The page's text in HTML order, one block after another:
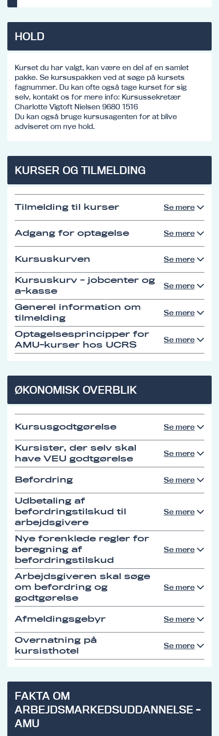
HOLD
Kurset du har valgt, kan være en del af en samlet
pakke. Se kursuspakken ved at søge på kursets
fagnummer. Du kan ofte også tage kurset for sig
selv, kontakt os for mere info: Kursussekretær
Charlotte Vigtoft Nielsen 9680 1516
Du kan også bruge kursusagenten for at blive
adviseret om nye hold.
KURSER OG TILMELDING
Tilmelding til kurser Se mere
Adgang for optagelse Se mere
Kursuskurven Se mere
Kursuskurv - jobcenter og
a-kasse
Se mere
Generel information om
tilmelding
Se mere
Optagelsesprincipper for
AMU-kurser hos UCRS
Se mere
ØKONOMISK OVERBLIK
Kursusgodtgørelse Se mere
Kursister, der selv skal
have VEU godtgørelse
Se mere
Befordring Se mere
Udbetaling af
befordringstilskud til
arbejdsgivere
Se mere
Nye forenklede regler for
beregning af
befordringstilskud
Se mere
Arbejdsgiveren skal søge
om befordring og
godtgørelse
Se mere
Afmeldingsgebyr Se mere
Overnatning på
kursisthotel
Se mere
FAKTA OM
ARBEJDSMARKEDSUDDANNELSE -
AMU